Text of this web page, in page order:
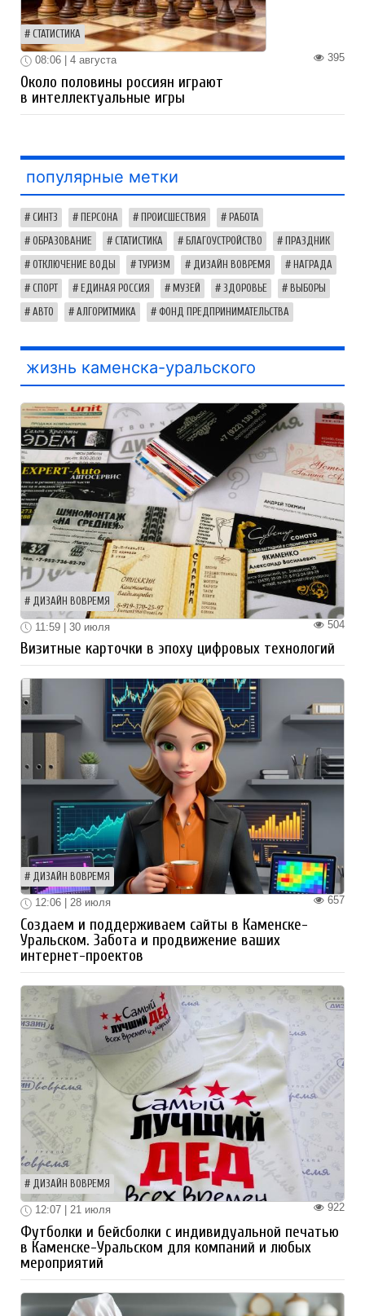
СТАТИСТИКА
395
08:06 | 4 августа
Около половины россиян играют
в интеллектуальные игры
популярные метки
СИНТЗ ПЕРСОНА ПРОИСШЕСТВИЯ РАБОТА
ОБРАЗОВАНИЕ СТАТИСТИКА БЛАГОУСТРОЙСТВО ПРАЗДНИК
ОТКЛЮЧЕНИЕ ВОДЫ ТУРИЗМ ДИЗАЙН ВОВРЕМЯ НАГРАДА
СПОРТ ЕДИНАЯ РОССИЯ МУЗЕЙ ЗДОРОВЬЕ ВЫБОРЫ
АВТО АЛГОРИТМИКА ФОНД ПРЕДПРИНИМАТЕЛЬСТВА
жизнь каменска-уральского
ДИЗАЙН ВОВРЕМЯ
504
11:59 | 30 июля
Визитные карточки в эпоху цифровых технологий
ДИЗАЙН ВОВРЕМЯ
657
12:06 | 28 июля
Создаем и поддерживаем сайты в Каменске-
Уральском. Забота и продвижение ваших
интернет-проектов
ДИЗАЙН ВОВРЕМЯ
922
12:07 | 21 июля
Футболки и бейсболки с индивидуальной печатью
в Каменске-Уральском для компаний и любых
мероприятий